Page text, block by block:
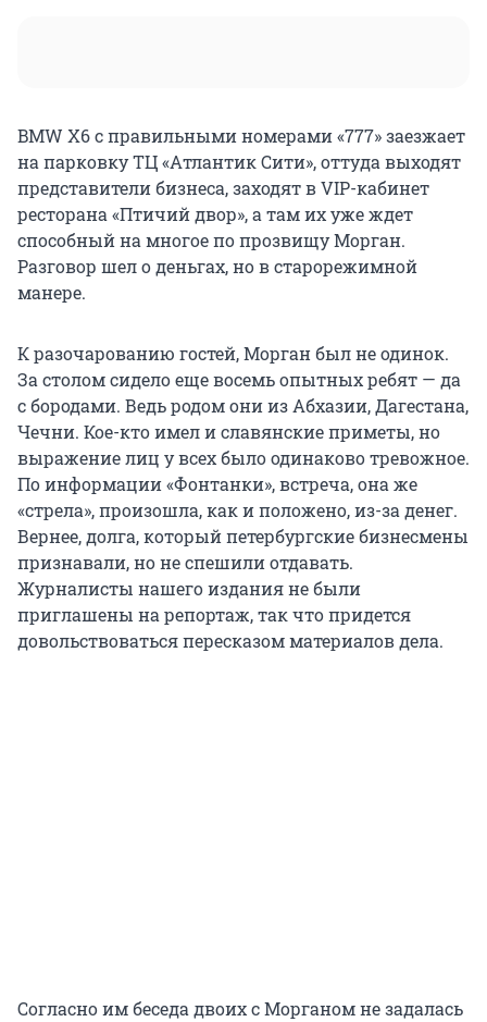
BMW Х6 с правильными номерами «777» заезжает
на парковку ТЦ «Атлантик Сити», оттуда выходят
представители бизнеса, заходят в VIP-кабинет
ресторана «Птичий двор», а там их уже ждет
способный на многое по прозвищу Морган.
Разговор шел о деньгах, но в старорежимной
манере.
К разочарованию гостей, Морган был не одинок.
За столом сидело еще восемь опытных ребят — да
с бородами. Ведь родом они из Абхазии, Дагестана,
Чечни. Кое-кто имел и славянские приметы, но
выражение лиц у всех было одинаково тревожное.
По информации «Фонтанки», встреча, она же
«стрела», произошла, как и положено, из-за денег.
Вернее, долга, который петербургские бизнесмены
признавали, но не спешили отдавать.
Журналисты нашего издания не были
приглашены на репортаж, так что придется
довольствоваться пересказом материалов дела.
Согласно им беседа двоих с Морганом не задалась